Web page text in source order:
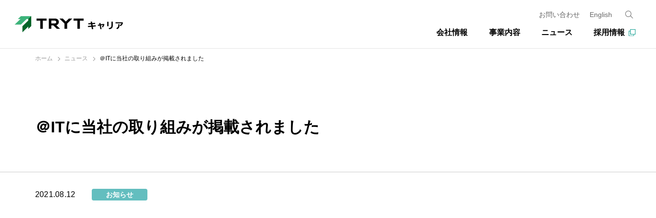
お問い合わせ English
会社情報 事業内容 ニュース 採用情報
ホーム ニュース ＠ITに当社の取り組みが掲載されました
＠ITに当社の取り組みが掲載されました
2021.08.12 お知らせ